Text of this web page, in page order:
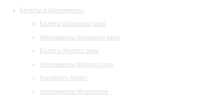
Билеты и абонементы
Билеты Большого зала
Абонементы Большого зала
Билеты Малого зала
Абонементы Малого зала
Как купить билет
Абонементы Музитория